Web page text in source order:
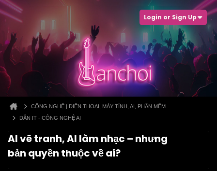
Login or Sign Up
CÔNG NGHỆ | ĐIỆN THOẠI, MÁY TÍNH, AI, PHẦN MỀM
DÂN IT - CÔNG NGHỆ AI
AI vẽ tranh, AI làm nhạc – nhưng
bản quyền thuộc về ai?